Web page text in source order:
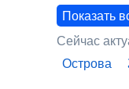
Показать
Сейчас
Острова